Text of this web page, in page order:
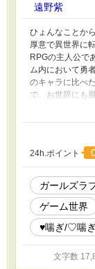
遠野紫
ひょんなことか
厚意で異世界に
RPGの主人公で
ム内において勇
のキャラに比べ
で、お世辞にも
wikiに騙された
（ギュッ）全体
界において、勇
最強にして最高
い女の子とイチ
たし♥
24h.ポイント
ガールズラ
ゲーム世界
♥喘ぎ/♡喘
文字数